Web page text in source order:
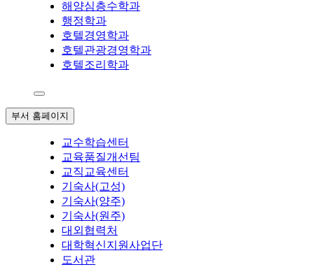
해양심층수학과
행정학과
호텔경영학과
호텔관광경영학과
호텔조리학과
부서 홈페이지
교수학습센터
교육품질개선팀
교직교육센터
기숙사(고성)
기숙사(양주)
기숙사(원주)
대외협력처
대학혁신지원사업단
도서관